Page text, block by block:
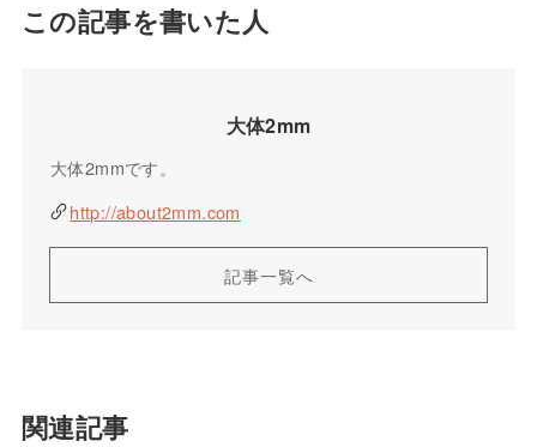
この記事を書いた人
大体2mm
大体2mmです。
http://about2mm.com
記事一覧へ
関連記事